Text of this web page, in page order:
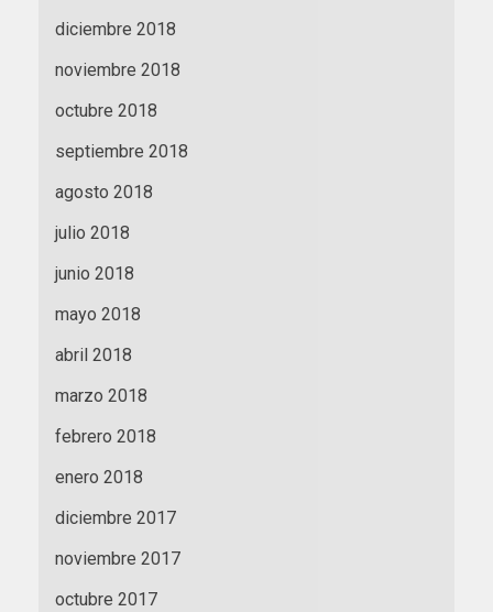
diciembre 2018
noviembre 2018
octubre 2018
septiembre 2018
agosto 2018
julio 2018
junio 2018
mayo 2018
abril 2018
marzo 2018
febrero 2018
enero 2018
diciembre 2017
noviembre 2017
octubre 2017